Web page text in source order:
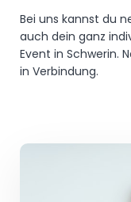
Bei uns kannst du
auch dein ganz
Event in Schwerin.
in Verbindung.